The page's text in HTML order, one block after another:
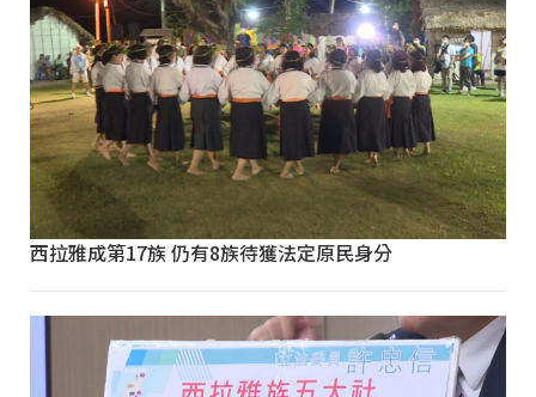
西拉雅成第17族 仍有8族待獲法定原民身分